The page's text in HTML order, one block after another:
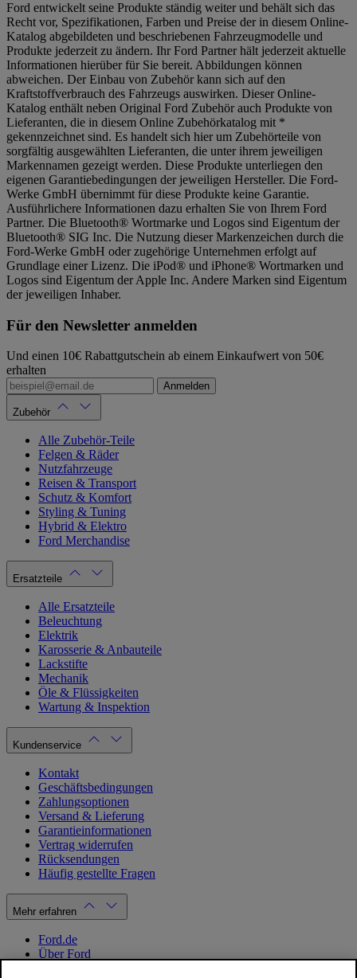
Ford entwickelt seine Produkte ständig weiter und behält sich das
Recht vor, Spezifikationen, Farben und Preise der in diesem Online-
Katalog abgebildeten und beschriebenen Fahrzeugmodelle und
Produkte jederzeit zu ändern. Ihr Ford Partner hält jederzeit aktuelle
Informationen hierüber für Sie bereit. Abbildungen können
abweichen. Der Einbau von Zubehör kann sich auf den
Kraftstoffverbrauch des Fahrzeugs auswirken. Dieser Online-
Katalog enthält neben Original Ford Zubehör auch Produkte von
Lieferanten, die in diesem Online Zubehörkatalog mit *
gekennzeichnet sind. Es handelt sich hier um Zubehörteile von
sorgfältig ausgewählten Lieferanten, die unter ihrem jeweiligen
Markennamen gezeigt werden. Diese Produkte unterliegen den
eigenen Garantiebedingungen der jeweiligen Hersteller. Die Ford-
Werke GmbH übernimmt für diese Produkte keine Garantie.
Ausführlichere Informationen dazu erhalten Sie von Ihrem Ford
Partner. Die Bluetooth® Wortmarke und Logos sind Eigentum der
Bluetooth® SIG Inc. Die Nutzung dieser Markenzeichen durch die
Ford-Werke GmbH oder zugehörige Unternehmen erfolgt auf
Grundlage einer Lizenz. Die iPod® und iPhone® Wortmarken und
Logos sind Eigentum der Apple Inc. Andere Marken sind Eigentum
der jeweiligen Inhaber.
Für den Newsletter anmelden
Und einen 10€ Rabattgutschein ab einem Einkaufwert von 50€
erhalten
Anmelden
Zubehör
Alle Zubehör-Teile
Felgen & Räder
Nutzfahrzeuge
Reisen & Transport
Schutz & Komfort
Styling & Tuning
Hybrid & Elektro
Ford Merchandise
Ersatzteile
Alle Ersatzteile
Beleuchtung
Elektrik
Karosserie & Anbauteile
Lackstifte
Mechanik
Öle & Flüssigkeiten
Wartung & Inspektion
Kundenservice
Kontakt
Geschäftsbedingungen
Zahlungsoptionen
Versand & Lieferung
Garantieinformationen
Vertrag widerrufen
Rücksendungen
Häufig gestellte Fragen
Mehr erfahren
Ford.de
Über Ford